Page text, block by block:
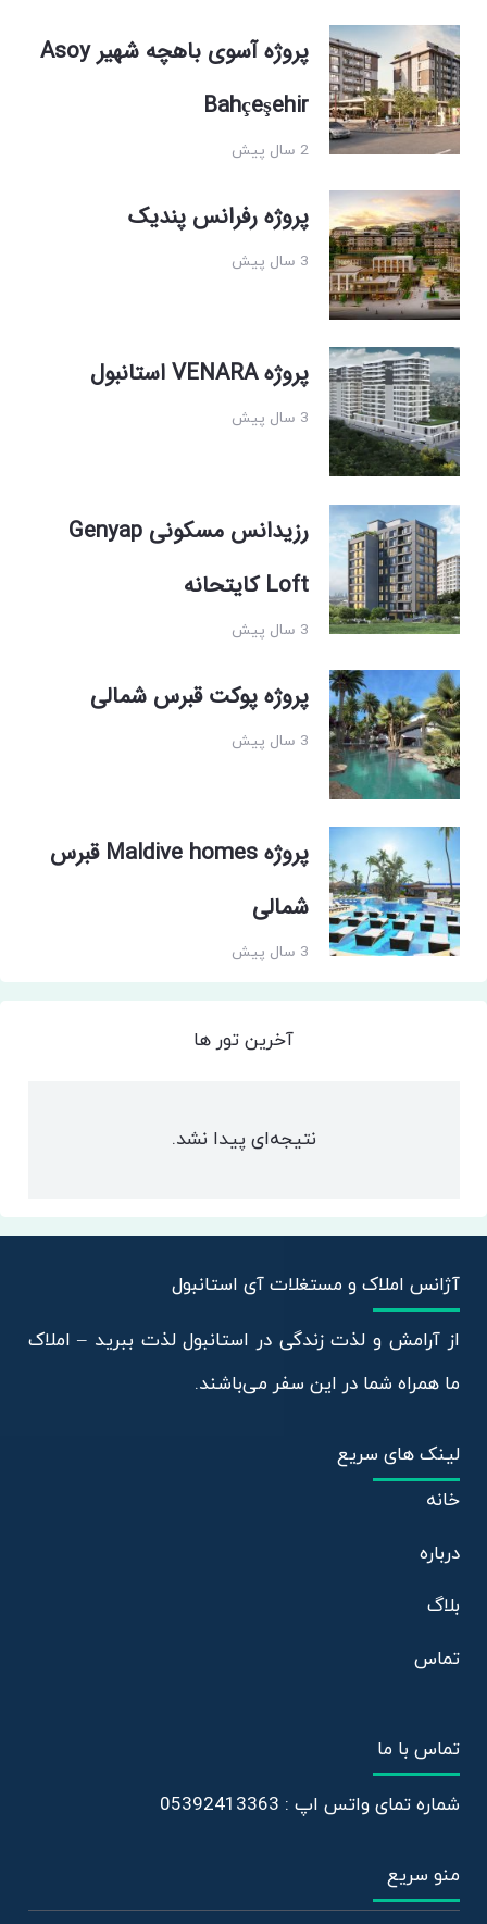
پروژه آسوی باهچه شهیر Asoy
Bahçeşehir
2 سال پیش
پروژه رفرانس پندیک
3 سال پیش
پروژه VENARA استانبول
3 سال پیش
رزیدانس مسکونی Genyap
Loft کایتحانه
3 سال پیش
پروژه پوکت قبرس شمالی
3 سال پیش
پروژه Maldive homes قبرس
شمالی
3 سال پیش
آخرین تور ها
نتیجه‌ای پیدا نشد.
آژانس املاک و مستغلات آی استانبول
از آرامش و لذت زندگی در استانبول لذت ببرید – املاک
ما همراه شما در این سفر می‌باشند.
لینک های سریع
خانه
درباره
بلاگ
تماس
تماس با ما
شماره تمای واتس اپ : 05392413363
منو سریع